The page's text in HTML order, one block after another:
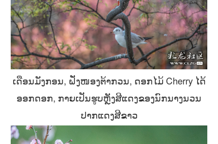
ເດືອນມັງກອນ, ຝັ່ງໜອງຕ້າກວນ, ດອກໄມ້ Cherry ໄດ້
ອອກດອກ, ກາຍເປັນຮູບຫຼັງສີແດງຂອງນົກນາງນວນ
ປາກແດງສີຂາວ